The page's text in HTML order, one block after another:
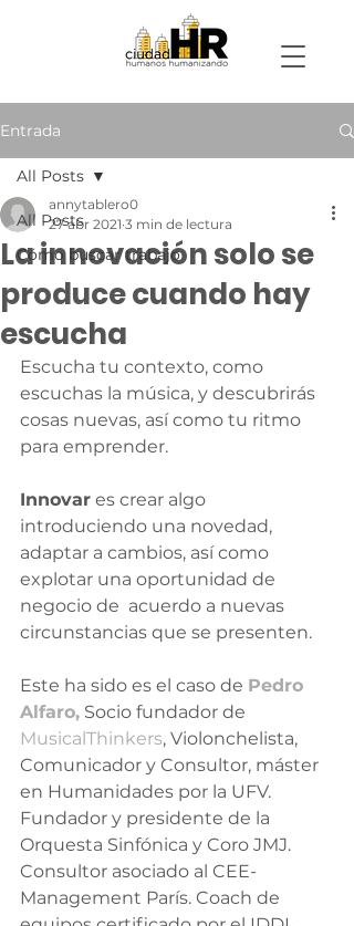
Entrada
All Posts
Cómo buscar trabajo
All Posts
La innovación solo se
produce cuando hay
escucha
annytablero0
27 abr 2021 3 min de lectura
Escucha tu contexto, como
escuchas la música, y descubrirás
cosas nuevas, así como tu ritmo
para emprender.
Innovar es crear algo
introduciendo una novedad,
adaptar a cambios, así como
explotar una oportunidad de
negocio de  acuerdo a nuevas
circunstancias que se presenten.
Este ha sido es el caso de Pedro
Alfaro, Socio fundador de
MusicalThinkers, Violonchelista,
Comunicador y Consultor, máster
en Humanidades por la UFV.
Fundador y presidente de la
Orquesta Sinfónica y Coro JMJ.
Consultor asociado al CEE-
Management París. Coach de